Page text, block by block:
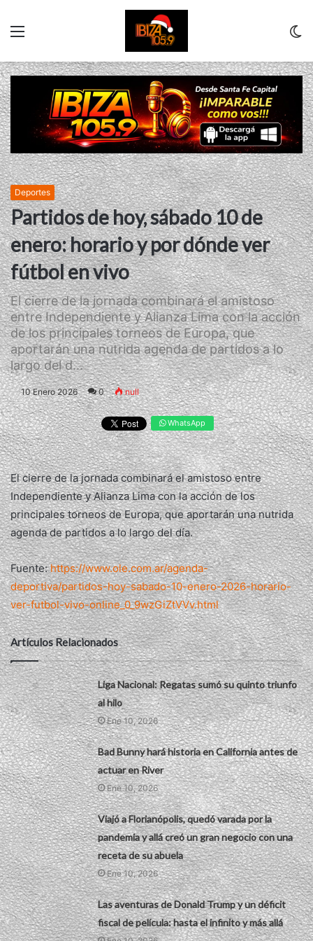
Deportes
Partidos de hoy, sábado 10 de
enero: horario y por dónde ver
fútbol en vivo
El cierre de la jornada combinará el amistoso
entre Independiente y Alianza Lima con la acción
de los principales torneos de Europa, que
aportarán una nutrida agenda de partidos a lo
largo del d...
10 Enero 2026 0 null
WhatsApp
El cierre de la jornada combinará el amistoso entre
Independiente y Alianza Lima con la acción de los
principales torneos de Europa, que aportarán una nutrida
agenda de partidos a lo largo del día.
Fuente:https://www.ole.com.ar/agenda-
deportiva/partidos-hoy-sabado-10-enero-2026-horario-
ver-futbol-vivo-online_0_9wzGiZtVVv.html
Artículos Relacionados
Liga Nacional: Regatas sumó su quinto triunfo
al hilo
Ene 10, 2026
Bad Bunny hará historia en California antes de
actuar en River
Ene 10, 2026
Viajó a Florianópolis, quedó varada por la
pandemia y allá creó un gran negocio con una
receta de su abuela
Ene 10, 2026
Las aventuras de Donald Trump y un déficit
fiscal de película: hasta el infinito y más allá